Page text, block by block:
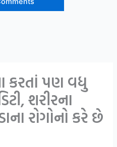
પણ વધુ
શરીરના
રોગોનો કરે છે